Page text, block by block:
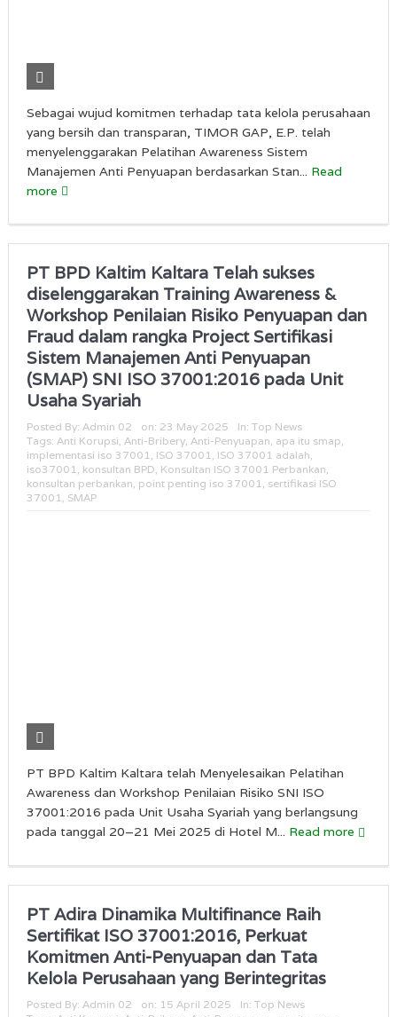
Sebagai wujud komitmen terhadap tata kelola perusahaan
yang bersih dan transparan, TIMOR GAP, E.P. telah
menyelenggarakan Pelatihan Awareness Sistem
Manajemen Anti Penyuapan berdasarkan Stan... Read
more
PT BPD Kaltim Kaltara Telah sukses
diselenggarakan Training Awareness &
Workshop Penilaian Risiko Penyuapan dan
Fraud dalam rangka Project Sertifikasi
Sistem Manajemen Anti Penyuapan
(SMAP) SNI ISO 37001:2016 pada Unit
Usaha Syariah
Posted By: Admin 02 on: 23 May 2025 In: Top News
Tags: Anti Korupsi, Anti-Bribery, Anti-Penyuapan, apa itu smap,
implementasi iso 37001, ISO 37001, ISO 37001 adalah,
iso37001, konsultan BPD, Konsultan ISO 37001 Perbankan,
konsultan perbankan, point penting iso 37001, sertifikasi ISO
37001, SMAP
PT BPD Kaltim Kaltara telah Menyelesaikan Pelatihan
Awareness dan Workshop Penilaian Risiko SNI ISO
37001:2016 pada Unit Usaha Syariah yang berlangsung
pada tanggal 20–21 Mei 2025 di Hotel M... Read more
PT Adira Dinamika Multifinance Raih
Sertifikat ISO 37001:2016, Perkuat
Komitmen Anti-Penyuapan dan Tata
Kelola Perusahaan yang Berintegritas
Posted By: Admin 02 on: 15 April 2025 In: Top News